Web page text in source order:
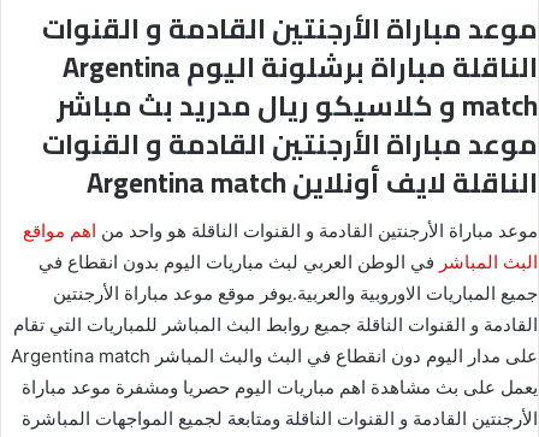
موعد مباراة الأرجنتين القادمة و القنوات
الناقلة مباراة برشلونة اليوم Argentina
match و كلاسيكو ريال مدريد بث مباشر
موعد مباراة الأرجنتين القادمة و القنوات
الناقلة لايف أونلاين Argentina match
موعد مباراة الأرجنتين القادمة و القنوات الناقلة هو واحد من اهم مواقع
البث المباشر في الوطن العربي لبث مباريات اليوم بدون انقطاع في
جميع المباريات الاوروبية والعربية.يوفر موقع موعد مباراة الأرجنتين
القادمة و القنوات الناقلة جميع روابط البث المباشر للمباريات التي تقام
على مدار اليوم دون انقطاع في البث والبث المباشر Argentina match
يعمل على بث مشاهدة اهم مباريات اليوم حصريا ومشفرة موعد مباراة
الأرجنتين القادمة و القنوات الناقلة ومتابعة لجميع المواجهات المباشرة